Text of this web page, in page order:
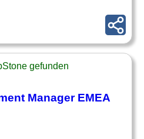
gefunden
ManagerEMEA